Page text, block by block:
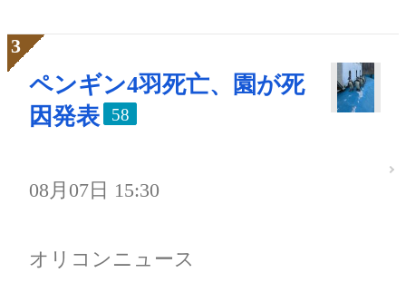
ペンギン4羽死亡、園が死
因発表
58
08月07日 15:30
オリコンニュース